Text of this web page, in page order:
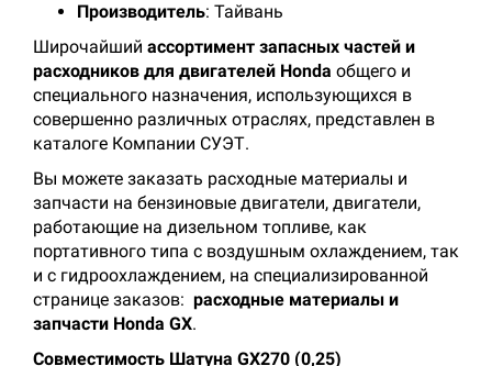
Производитель: Тайвань
Широчайший ассортимент запасных частей и
расходников для двигателей Honda общего и
специального назначения, использующихся в
совершенно различных отраслях, представлен в
каталоге Компании СУЭТ.
Вы можете заказать расходные материалы и
запчасти на бензиновые двигатели, двигатели,
работающие на дизельном топливе, как
портативного типа с воздушным охлаждением, так
и с гидроохлаждением, на специализированной
странице заказов: расходные материалы и
запчасти Honda GX.
Совместимость Шатуна GX270 (0,25)